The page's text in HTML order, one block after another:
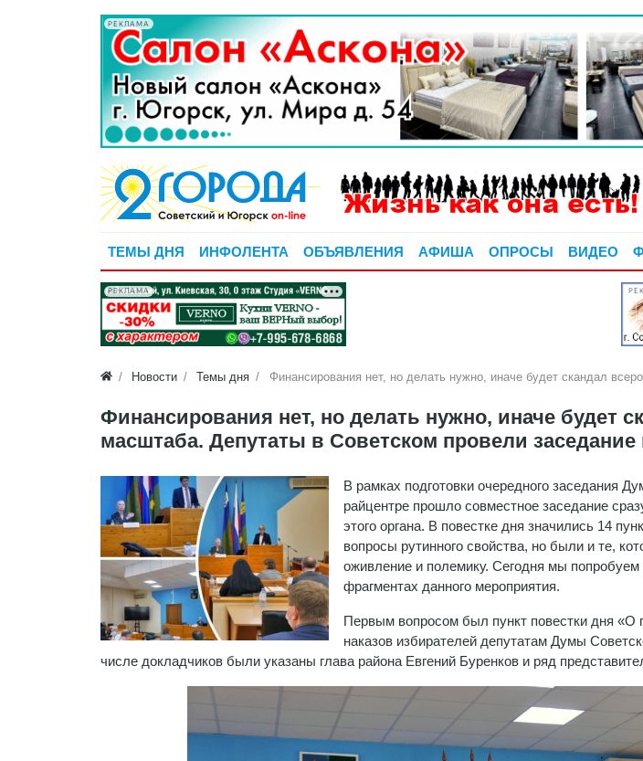
РЕКЛАМА
ТЕМЫ ДНЯ ИНФОЛЕНТА ОБЪЯВЛЕНИЯ АФИША ОПРОСЫ ВИДЕО
РЕКЛАМА
Новости Темы дня Финансирования нет, но делать нужно, иначе будет скандал
Финансирования нет, но делать нужно, иначе будет
масштаба. Депутаты в Советском провели
В рамках подготовки очередного заседания
райцентре прошло совместное заседание
этого органа. В повестке дня значились 14
вопросы рутинного свойства, но были и те,
оживление и полемику. Сегодня мы попробуем
фрагментах данного мероприятия.
Первым вопросом был пункт повестки дня «О
наказов избирателей депутатам Думы
числе докладчиков были указаны глава района Евгений Буренков и ряд